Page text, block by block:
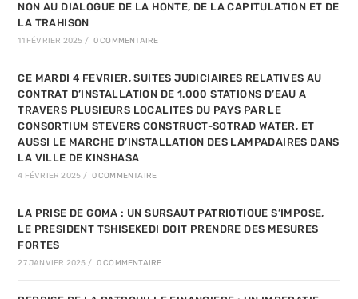
NON AU DIALOGUE DE LA HONTE, DE LA CAPITULATION ET DE
LA TRAHISON
11 FÉVRIER 2025 / 0 COMMENTAIRE
CE MARDI 4 FEVRIER, SUITES JUDICIAIRES RELATIVES AU
CONTRAT D’INSTALLATION DE 1.000 STATIONS D’EAU A
TRAVERS PLUSIEURS LOCALITES DU PAYS PAR LE
CONSORTIUM STEVERS CONSTRUCT-SOTRAD WATER, ET
AUSSI LE MARCHE D’INSTALLATION DES LAMPADAIRES DANS
LA VILLE DE KINSHASA
4 FÉVRIER 2025 / 0 COMMENTAIRE
LA PRISE DE GOMA : UN SURSAUT PATRIOTIQUE S’IMPOSE,
LE PRESIDENT TSHISEKEDI DOIT PRENDRE DES MESURES
FORTES
27 JANVIER 2025 / 0 COMMENTAIRE